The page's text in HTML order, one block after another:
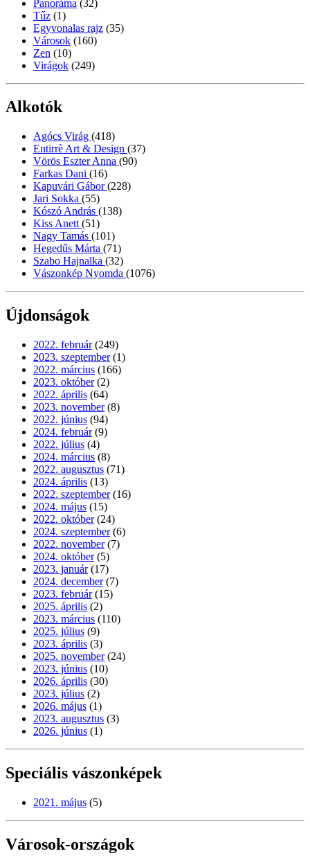
Panoráma (32)
Tűz (1)
Egyvonalas rajz (35)
Városok (160)
Zen (10)
Virágok (249)
Alkotók
Agócs Virág (418)
Entirrè Art & Design (37)
Vörös Eszter Anna (90)
Farkas Dani (16)
Kapuvári Gábor(228)
Jari Sokka (55)
Kószó András (138)
Kiss Anett (51)
Nagy Tamás (101)
Hegedűs Márta (71)
Szabo Hajnalka (32)
Vászonkép Nyomda (1076)
Újdonságok
2022. február (249)
2023. szeptember (1)
2022. március (166)
2023. október (2)
2022. április (64)
2023. november (8)
2022. június (94)
2024. február (9)
2022. július (4)
2024. március (8)
2022. augusztus (71)
2024. április (13)
2022. szeptember (16)
2024. május (15)
2022. október (24)
2024. szeptember (6)
2022. november (7)
2024. október (5)
2023. január (17)
2024. december (7)
2023. február (15)
2025. április (2)
2023. március (110)
2025. július (9)
2023. április (3)
2025. november (24)
2023. június (10)
2026. április (30)
2023. július (2)
2026. május (1)
2023. augusztus (3)
2026. június (1)
Speciális vászonképek
2021. május (5)
Városok-országok